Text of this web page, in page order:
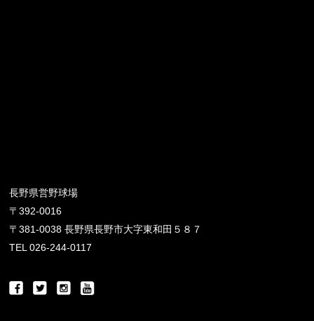
長野県営野球場
〒392-0016
〒381-0038 長野県長野市大字東和田５８７
TEL 026-244-0117